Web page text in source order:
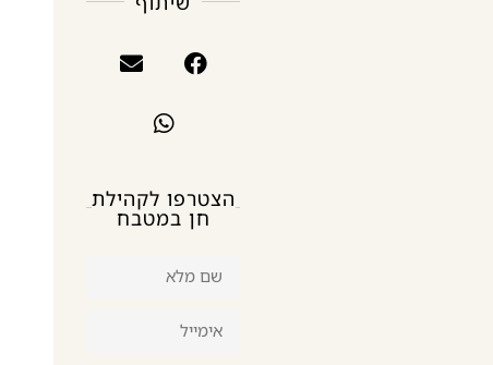
הצטרפו לקהילת
חן במטבח